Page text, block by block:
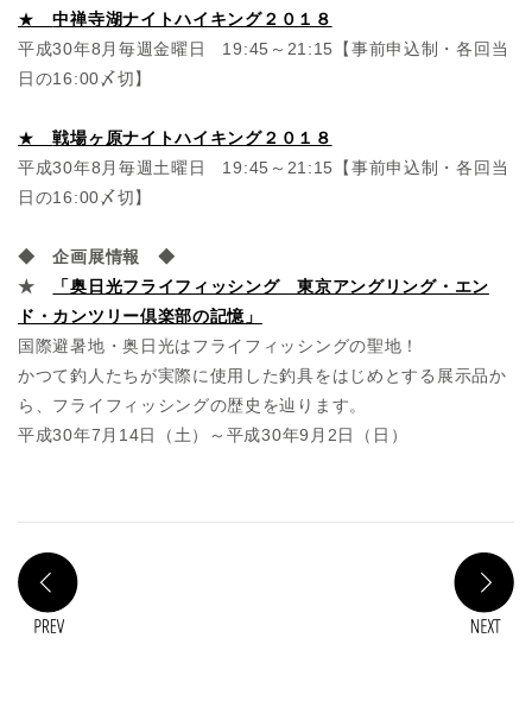
★中禅寺湖ナイトハイキング２０１８
平成30年8月毎週金曜日 19:45～21:15【事前申込制・各回当
日の16:00〆切】
★戦場ヶ原ナイトハイキング２０１８
平成30年8月毎週土曜日 19:45～21:15【事前申込制・各回当
日の16:00〆切】
◆ 企画展情報 ◆
★
「奥日光フライフィッシング 東京アングリング・エン
ド・カンツリー倶楽部の記憶」
国際避暑地・奥日光はフライフィッシングの聖地！
かつて釣人たちが実際に使用した釣具をはじめとする展示品か
ら、フライフィッシングの歴史を辿ります。
平成30年7月14日（土）～平成30年9月2日（日）